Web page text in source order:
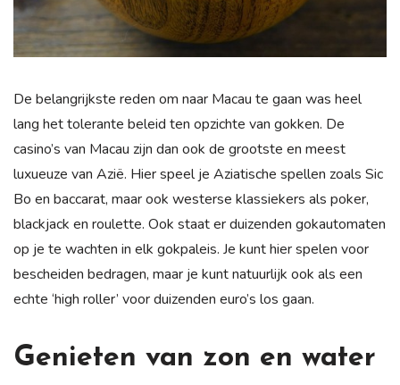
De belangrijkste reden om naar Macau te gaan was heel
lang het tolerante beleid ten opzichte van gokken. De
casino’s van Macau zijn dan ook de grootste en meest
luxueuze van Azië. Hier speel je Aziatische spellen zoals Sic
Bo en baccarat, maar ook westerse klassiekers als poker,
blackjack en roulette. Ook staat er duizenden gokautomaten
op je te wachten in elk gokpaleis. Je kunt hier spelen voor
bescheiden bedragen, maar je kunt natuurlijk ook als een
echte ‘high roller’ voor duizenden euro’s los gaan.
Genieten van zon en water